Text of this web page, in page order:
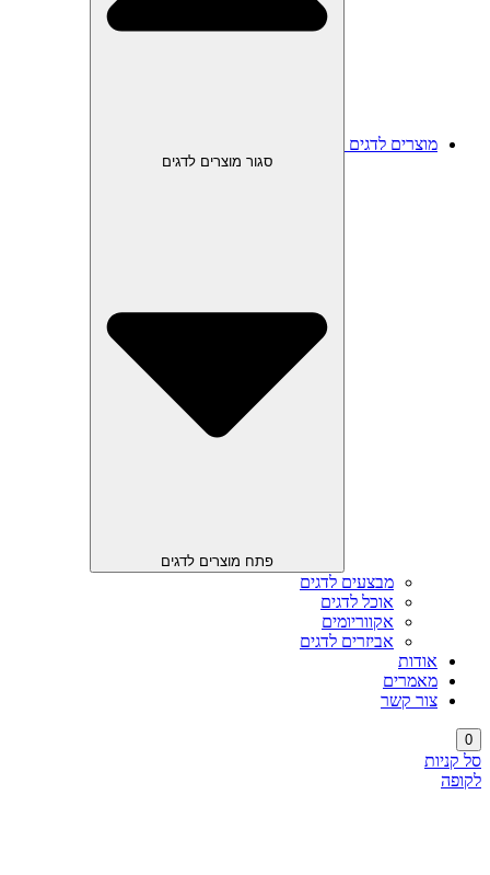
מוצרים לדגים
סגור מוצרים לדגים
פתח מוצרים לדגים
מבצעים לדגים
אוכל לדגים
אקווריומים
אביזרים לדגים
אודות
מאמרים
צור קשר
0
סל קניות
לקופה